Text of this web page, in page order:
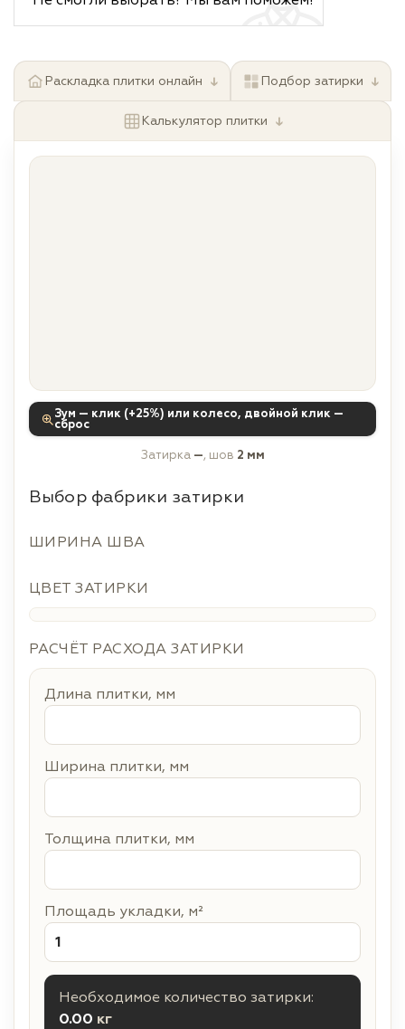
Раскладка плитки онлайн ↓ Подбор затирки ↓
Калькулятор плитки ↓
Зум — клик (+25%) или колесо, двойной клик —
сброс
Затирка —, шов 2 мм
Выбор фабрики затирки
ШИРИНА ШВА
ЦВЕТ ЗАТИРКИ
РАСЧЁТ РАСХОДА ЗАТИРКИ
Длина плитки, мм
Ширина плитки, мм
Толщина плитки, мм
Площадь укладки, м²
Необходимое количество затирки:
0.00 кг